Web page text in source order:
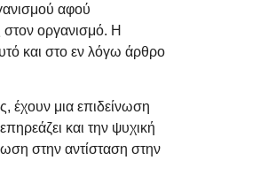
αφού
στον οργανισμό. Η
και στο εν λόγω άρθρο
έχουν μια επιδείνωση
και την ψυχική
στην αντίσταση στην